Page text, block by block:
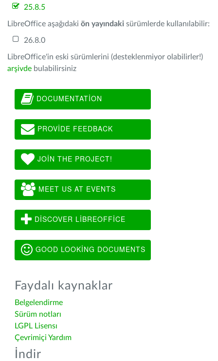
25.8.5
LibreOffice aşağıdaki ön yayındaki sürümlerde kullanılabilir:
26.8.0
LibreOffice'in eski sürümlerini (desteklenmiyor olabilirler!)
arşivde bulabilirsiniz
DOCUMENTATION
PROVIDE FEEDBACK
JOIN THE PROJECT!
MEET US AT EVENTS
DISCOVER LIBREOFFICE
GOOD LOOKING DOCUMENTS
Faydalı kaynaklar
Belgelendirme
Sürüm notları
LGPL Lisensı
Çevrimiçi Yardım
İndir